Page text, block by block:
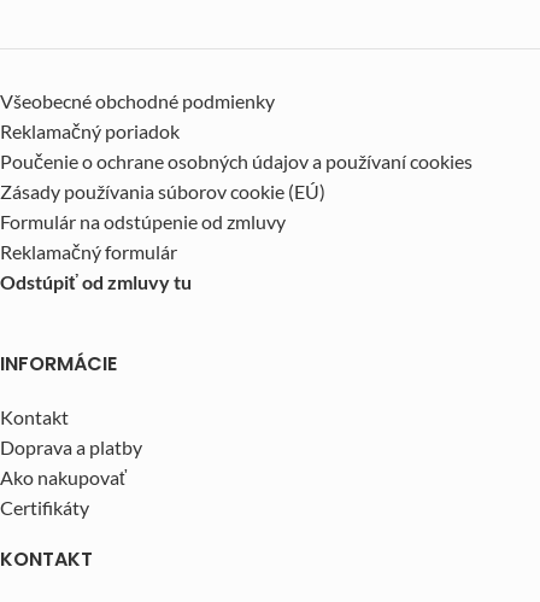
Všeobecné obchodné podmienky
Reklamačný poriadok
Poučenie o ochrane osobných údajov a používaní cookies
Zásady používania súborov cookie (EÚ)
Formulár na odstúpenie od zmluvy
Reklamačný formulár
Odstúpiť od zmluvy tu
INFORMÁCIE
Kontakt
Doprava a platby
Ako nakupovať
Certifikáty
KONTAKT